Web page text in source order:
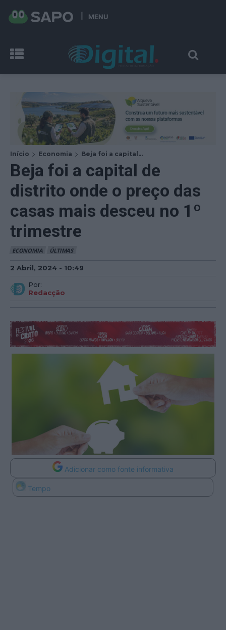
MENU
Início Economia Beja foi a capital...
Beja foi a capital de
distrito onde o preço das
casas mais desceu no 1º
trimestre
ECONOMIA ÚLTIMAS
2 Abril, 2024 - 10:49
Por:
Redacção
Adicionar como fonte informativa
Tempo